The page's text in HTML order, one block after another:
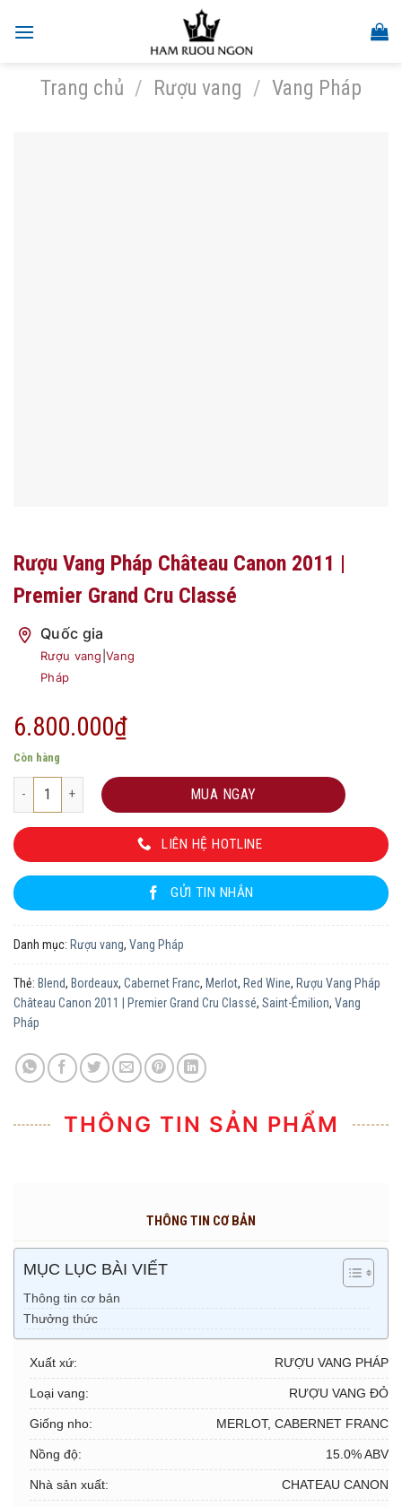
Trang chủ / Rượu vang / Vang Pháp
Rượu Vang Pháp Château Canon 2011 |
Premier Grand Cru Classé
Quốc gia
Rượu vang |Vang
Pháp
6.800.000₫
Còn hàng
Rượu Vang Pháp Château Canon 2011 | Premier Grand Cru Classé số
MUA NGAY
LIÊN HỆ HOTLINE
GỬI TIN NHẮN
Danh mục: Rượu vang, Vang Pháp
Thẻ: Blend, Bordeaux, Cabernet Franc, Merlot, Red Wine, Rượu Vang Pháp
Château Canon 2011 | Premier Grand Cru Classé, Saint-Émilion, Vang
Pháp
THÔNG TIN SẢN PHẨM
THÔNG TIN CƠ BẢN
MỤC LỤC BÀI VIẾT
Thông tin cơ bản
Thưởng thức
Xuất xứ: RƯỢU VANG PHÁP
Loại vang: RƯỢU VANG ĐỎ
Giống nho: MERLOT, CABERNET FRANC
Nồng độ: 15.0% ABV
Nhà sản xuất: CHATEAU CANON